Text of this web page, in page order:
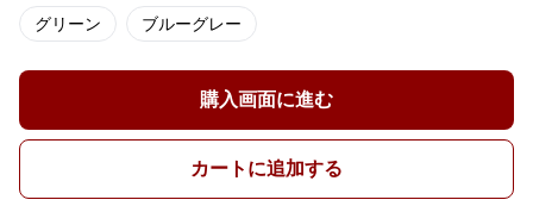
グリーン ブルーグレー
購入画面に進む
カートに追加する